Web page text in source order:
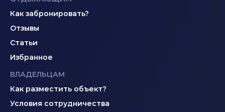
Как забронировать?
Отзывы
Статьи
Избранное
ВЛАДЕЛЬЦАМ
Как разместить объект?
Условия сотрудничества